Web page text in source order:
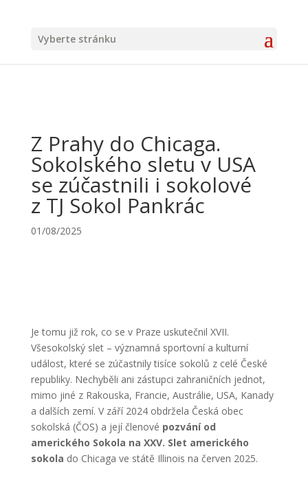
Vyberte stránku
Z Prahy do Chicaga.
Sokolského sletu v USA
se zúčastnili i sokolové
z TJ Sokol Pankrác
01/08/2025
Je tomu již rok, co se v Praze uskutečnil XVII.
Všesokolský slet – významná sportovní a kulturní
událost, které se zúčastnily tisíce sokolů z celé České
republiky. Nechyběli ani zástupci zahraničních jednot,
mimo jiné z Rakouska, Francie, Austrálie, USA, Kanady
a dalších zemí. V září 2024 obdržela Česká obec
sokolská (ČOS) a její členové pozvání od
amerického Sokola na XXV. Slet amerického
sokola do Chicaga ve státě Illinois na červen 2025.